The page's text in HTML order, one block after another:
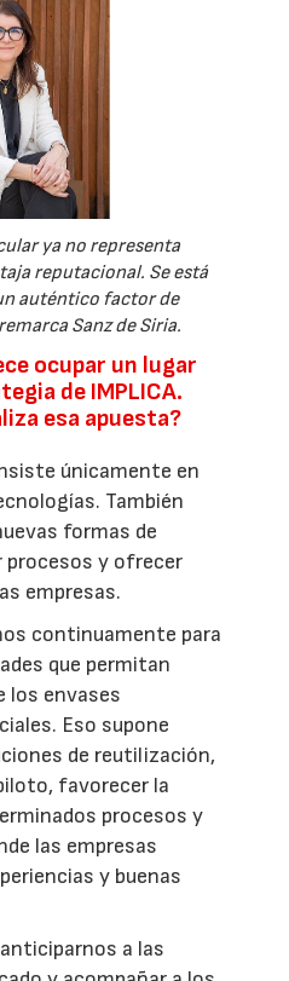
ya no representa
reputacional. Se está
auténtico factor de
Sanz de Siria.
ocupar un lugar
de IMPLICA.
esa apuesta?
únicamente en
También
formas de
procesos y ofrecer
empresas.
continuamente para
que permitan
los envases
Eso supone
de reutilización,
favorecer la
procesos y
las empresas
y buenas
a las